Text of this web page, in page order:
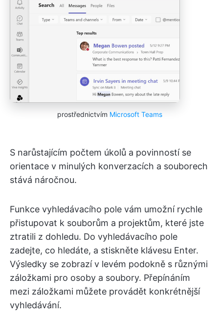
prostřednictvím Microsoft Teams
S narůstajícím počtem úkolů a povinností se
orientace v minulých konverzacích a souborech
stává náročnou.
Funkce vyhledávacího pole vám umožní rychle
přistupovat k souborům a projektům, které jste
ztratili z dohledu. Do vyhledávacího pole
zadejte, co hledáte, a stiskněte klávesu Enter.
Výsledky se zobrazí v levém podokně s různými
záložkami pro osoby a soubory. Přepínáním
mezi záložkami můžete provádět konkrétnější
vyhledávání.